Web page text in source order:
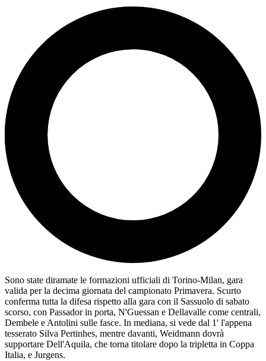
Sono state diramate le formazioni ufficiali di Torino-Milan, gara
valida per la decima giornata del campionato Primavera. Scurto
conferma tutta la difesa rispetto alla gara con il Sassuolo di sabato
scorso, con Passador in porta, N'Guessan e Dellavalle come centrali,
Dembele e Antolini sulle fasce. In mediana, si vede dal 1' l'appena
tesserato Silva Pertinhes, mentre davanti, Weidmann dovrà
supportare Dell'Aquila, che torna titolare dopo la tripletta in Coppa
Italia, e Jurgens.